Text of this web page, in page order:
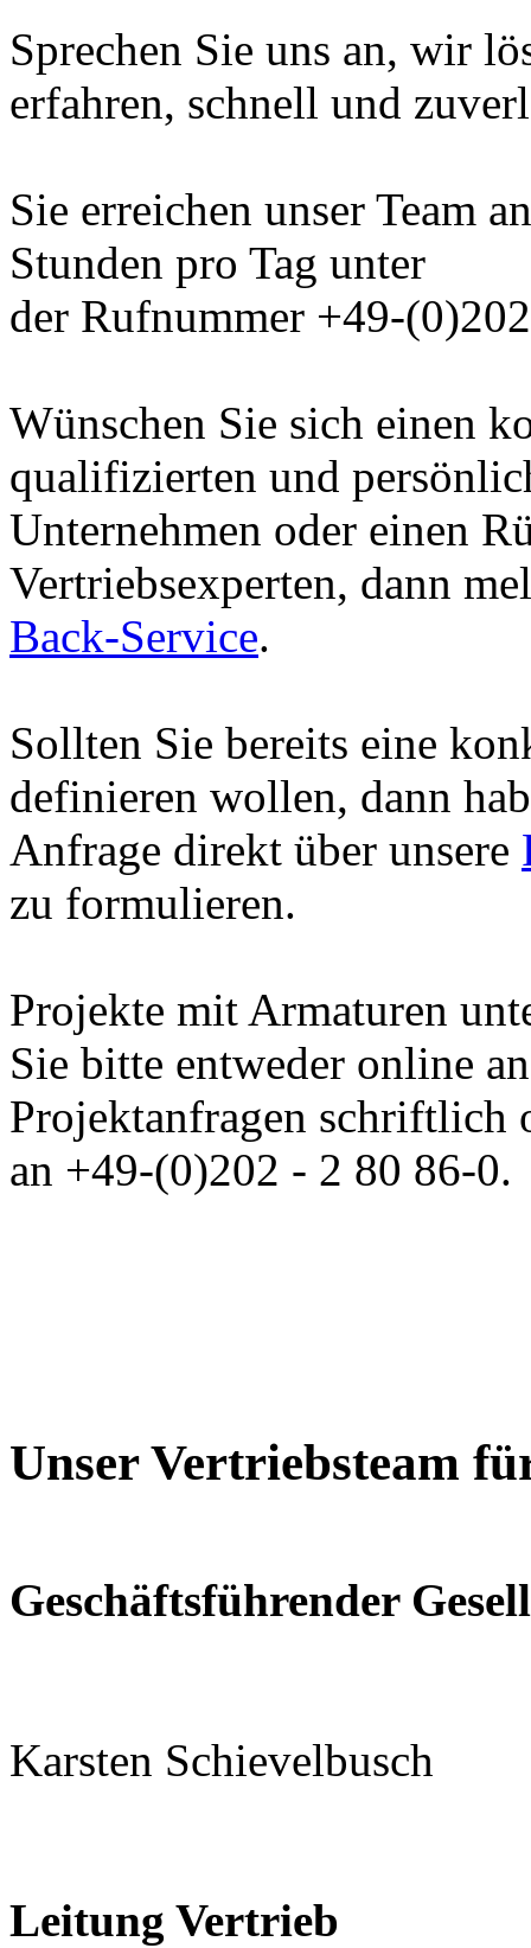
Sprechen Sie uns an, wir
erfahren, schnell und
Sie erreichen unser Team
Stunden pro Tag unter
der Rufnummer +49-
Wünschen Sie sich einen
qualifizierten und
Unternehmen oder einen
Vertriebsexperten, dann
Back-Service.
Sollten Sie bereits eine
definieren wollen, dann
Anfrage direkt über unsere
zu formulieren.
Projekte mit Armaturen
Sie bitte entweder online
Projektanfragen schriftlich
an +49-(0)202 - 2 80 86-0.
Unser Vertriebsteam
Geschäftsführender
Karsten Schievelbusch
Leitung Vertrieb